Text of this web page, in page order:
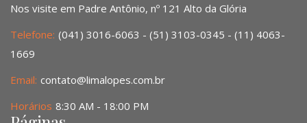
Nos visite em Padre Antônio, nº 121 Alto da Glória
Telefone: (041) 3016-6063 - (51) 3103-0345 - (11) 4063-
1669
Email: contato@limalopes.com.br
Horários 8:30 AM - 18:00 PM